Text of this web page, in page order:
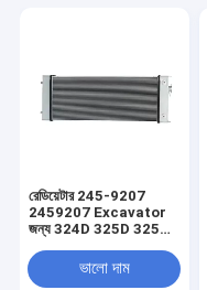
রেডিয়েটার 245-9207
2459207 Excavator
জন্য 324D 325D 325D
ভালো দাম